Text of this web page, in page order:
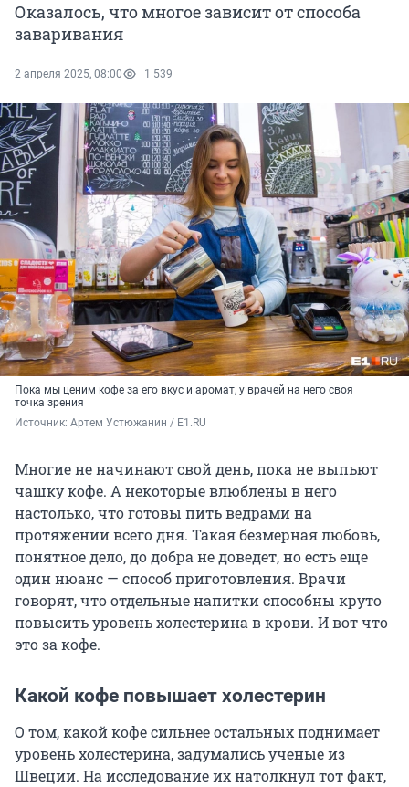
Оказалось, что многое зависит от способа
заваривания
2 апреля 2025, 08:00 1 539
Пока мы ценим кофе за его вкус и аромат, у врачей на него своя
точка зрения
Источник: Артем Устюжанин / E1.RU
Многие не начинают свой день, пока не выпьют
чашку кофе. А некоторые влюблены в него
настолько, что готовы пить ведрами на
протяжении всего дня. Такая безмерная любовь,
понятное дело, до добра не доведет, но есть еще
один нюанс — способ приготовления. Врачи
говорят, что отдельные напитки способны круто
повысить уровень холестерина в крови. И вот что
это за кофе.
Какой кофе повышает холестерин
О том, какой кофе сильнее остальных поднимает
уровень холестерина, задумались ученые из
Швеции. На исследование их натолкнул тот факт,